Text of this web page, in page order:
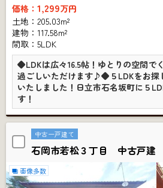
価格： 1,299万円
土地：205.03m²
建物：117.58m²
間取：5LDK
◆LDKは広々16.5帖！ゆとりの空間で
過ごしいただけます♪◆５LDKをお探
いたしました！日立市石名坂町に５
す！
中古一戸建て
石岡市若松３丁目 中古戸建
画像多数